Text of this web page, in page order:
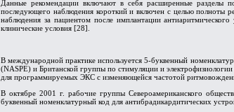
Данные рекомендации включают в себя расширенные разделы
последующего наблюдения короткий и включен с целью полноты
наблюдения за пациентом после имплантации
клинические условия [28].
В международной практике используется 5-буквенный
(NASPE) и Британской группы по стимуляции и
для программируемых ЭКС с изменяющейся частотой
В октябре 2001 г. рабочие группы Североамериканского
буквенный номенклатурный код для антибрадикардитических